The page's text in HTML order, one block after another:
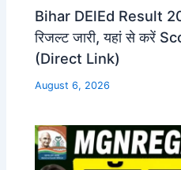
Bihar DElEd Result
रिजल्ट जारी, यहां से करें
(Direct Link)
August 6, 2026